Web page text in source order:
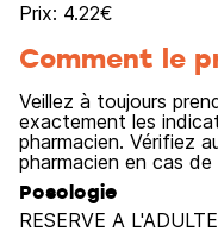
Prix: 4.22€
Comment le
Veillez à toujours
exactement les
pharmacien. Vérifiez
pharmacien en cas
Posologie
RESERVE A